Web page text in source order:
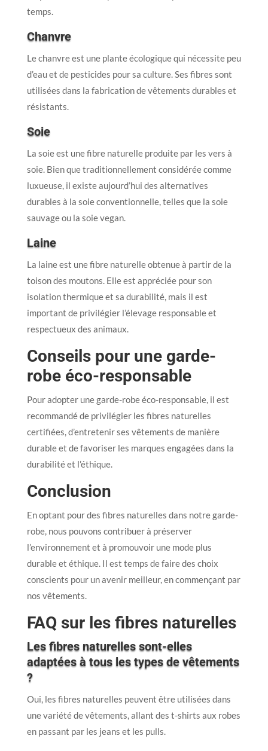
temps.
Chanvre
Le chanvre est une plante écologique qui nécessite peu
d’eau et de pesticides pour sa culture. Ses fibres sont
utilisées dans la fabrication de vêtements durables et
résistants.
Soie
La soie est une fibre naturelle produite par les vers à
soie. Bien que traditionnellement considérée comme
luxueuse, il existe aujourd’hui des alternatives
durables à la soie conventionnelle, telles que la soie
sauvage ou la soie vegan.
Laine
La laine est une fibre naturelle obtenue à partir de la
toison des moutons. Elle est appréciée pour son
isolation thermique et sa durabilité, mais il est
important de privilégier l’élevage responsable et
respectueux des animaux.
Conseils pour une garde-
robe éco-responsable
Pour adopter une garde-robe éco-responsable, il est
recommandé de privilégier les fibres naturelles
certifiées, d’entretenir ses vêtements de manière
durable et de favoriser les marques engagées dans la
durabilité et l’éthique.
Conclusion
En optant pour des fibres naturelles dans notre garde-
robe, nous pouvons contribuer à préserver
l’environnement et à promouvoir une mode plus
durable et éthique. Il est temps de faire des choix
conscients pour un avenir meilleur, en commençant par
nos vêtements.
FAQ sur les fibres naturelles
Les fibres naturelles sont-elles
adaptées à tous les types de vêtements
?
Oui, les fibres naturelles peuvent être utilisées dans
une variété de vêtements, allant des t-shirts aux robes
en passant par les jeans et les pulls.